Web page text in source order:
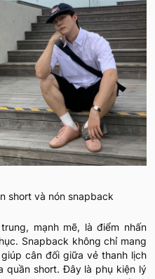
short và nón snapback
mạnh mẽ, là điểm nhấn
Snapback không chỉ mang
cân đối giữa vẻ thanh lịch
quần short. Đây là phụ kiện lý